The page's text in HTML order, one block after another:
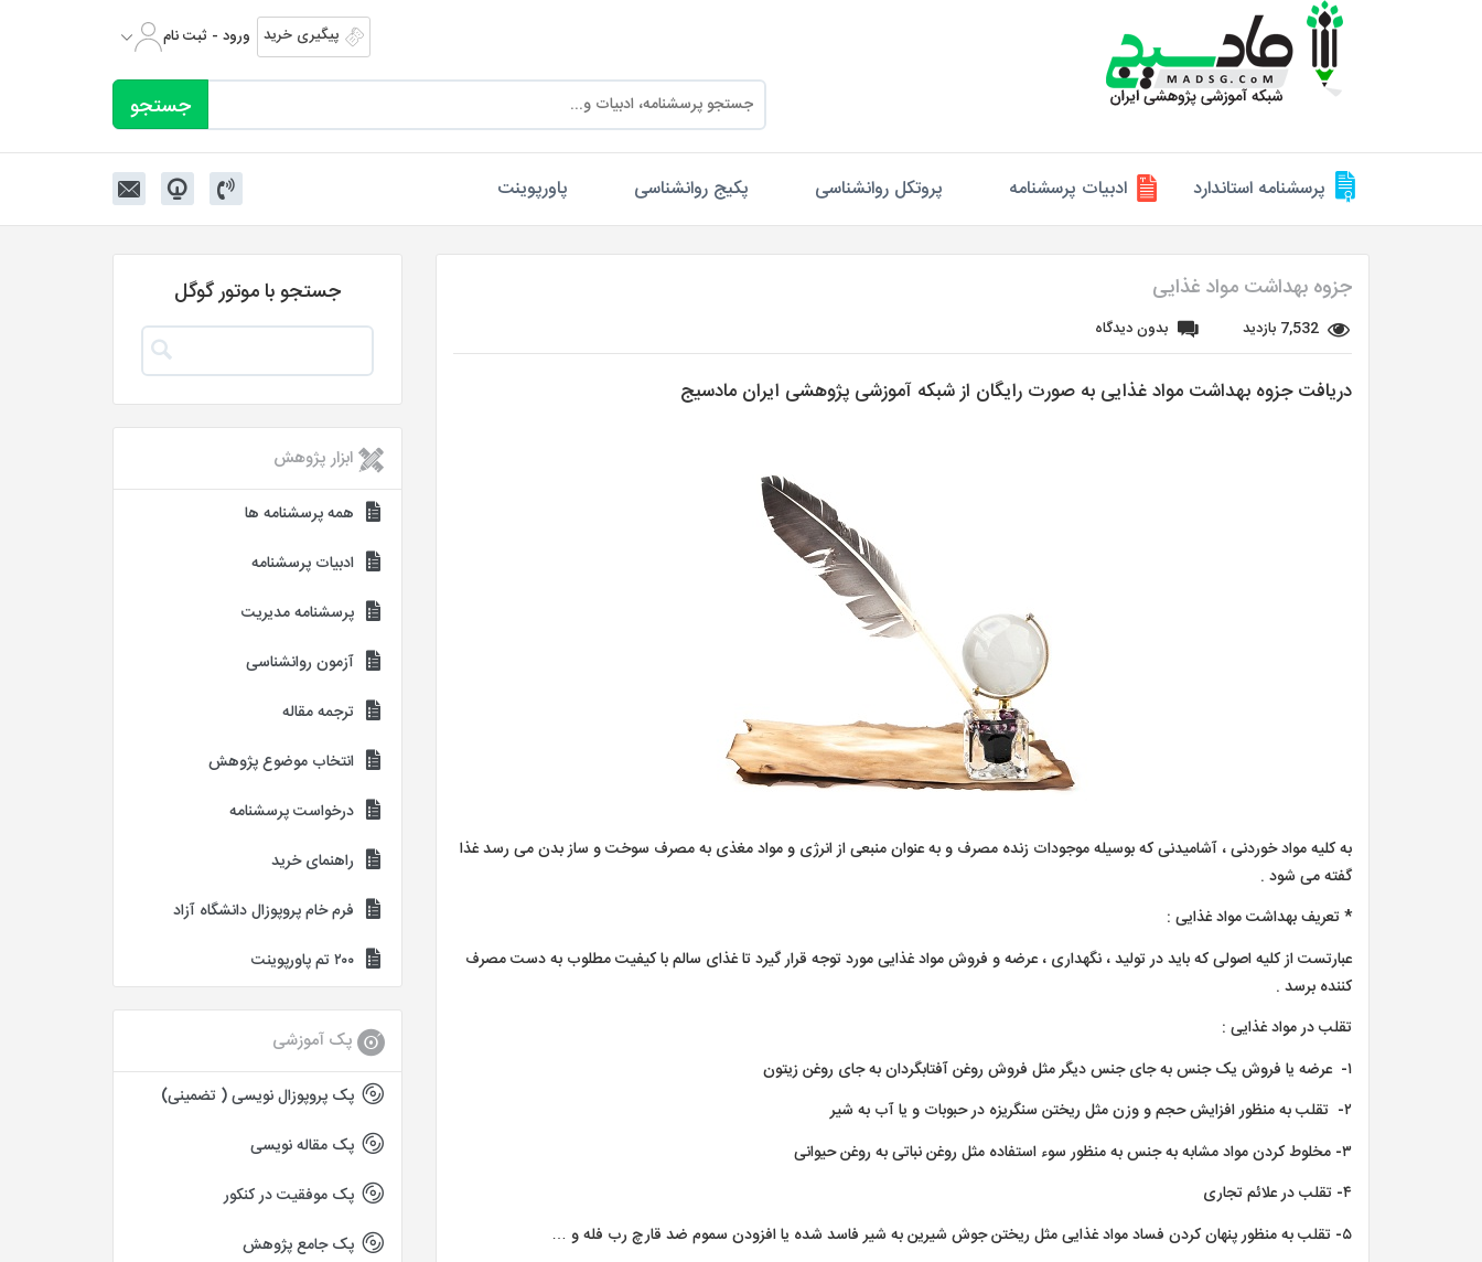
پیگیری خرید ورود - ثبت نام
پرسشنامه استاندارد ادبیات پرسشنامه پروتکل روانشناسی پکیج روانشناسی پاورپوینت
جزوه بهداشت مواد غذایی
7,532 بازدید بدون دیدگاه
دریافت جزوه بهداشت مواد غذایی به صورت رایگان از شبکه آموزشی پژوهشی ایران مادسیج
به کلیه مواد خوردنی ، آشامیدنی که بوسیله موجودات زنده مصرف و به عنوان منبعی از انرژی و مواد مغذی به مصرف سوخت و ساز بدن می رسد غذا
گفته می شود .
* تعریف بهداشت مواد غذایی :
عبارتست از کلیه اصولی که باید در تولید ، نگهداری ، عرضه و فروش مواد غذایی مورد توجه قرار گیرد تا غذای سالم با کیفیت مطلوب به دست مصرف
کننده برسد .
تقلب در مواد غذایی :
۱- عرضه یا فروش یک جنس به جای جنس دیگر مثل فروش روغن آفتابگردان به جای روغن زیتون
۲- تقلب به منظور افزایش حجم و وزن مثل ریختن سنگریزه در حبوبات و یا آب به شیر
۳- مخلوط کردن مواد مشابه به جنس به منظور سوء استفاده مثل روغن نباتی به روغن حیوانی
۴- تقلب در علائم تجاری
۵- تقلب به منظور پنهان کردن فساد مواد غذایی مثل ریختن جوش شیرین به شیر فاسد شده یا افزودن سموم ضد قارچ رب فله و …
جستجو با موتور گوگل
ابزار پژوهش
همه پرسشنامه ها
ادبیات پرسشنامه
پرسشنامه مدیریت
آزمون روانشناسی
ترجمه مقاله
انتخاب موضوع پژوهش
درخواست پرسشنامه
راهنمای خرید
فرم خام پروپوزال دانشگاه آزاد
۲۰۰ تم پاورپوینت
پک آموزشی
پک پروپوزال نویسی ( تضمینی)
پک مقاله نویسی
پک موفقیت در کنکور
پک جامع پژوهش